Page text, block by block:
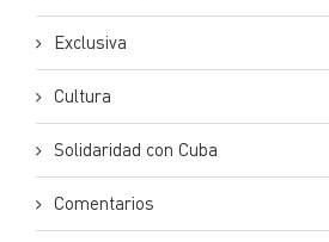
Exclusiva
Cultura
Solidaridad con Cuba
Comentarios